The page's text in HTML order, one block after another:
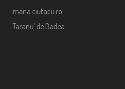
mana.ciutacu.ro
Taranu’ de Badea